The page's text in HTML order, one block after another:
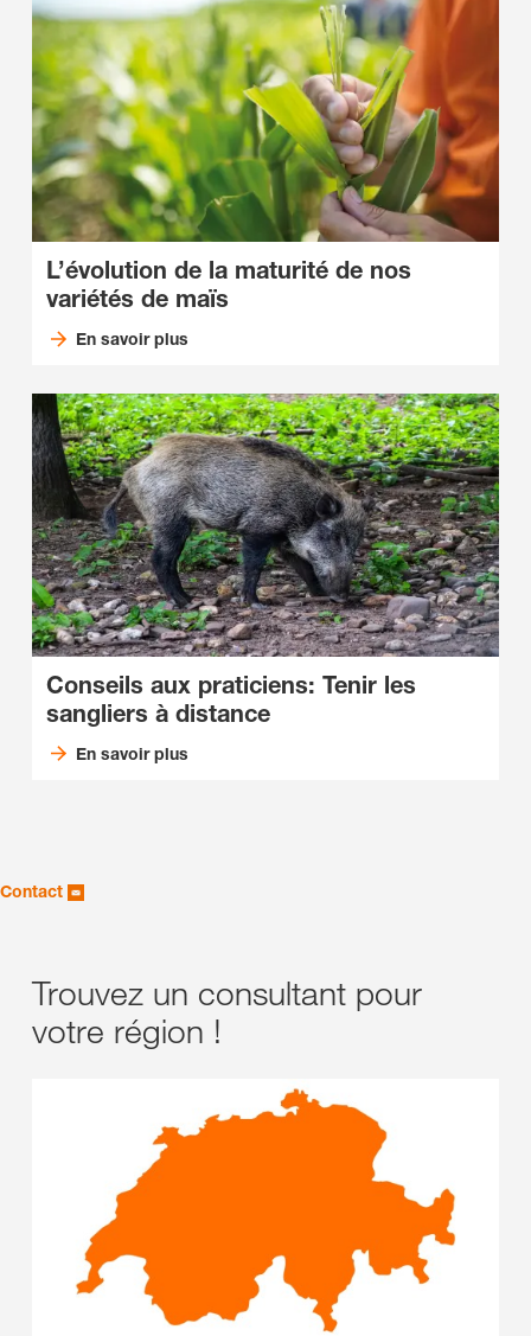
L’évolution de la maturité de nos
variétés de maïs
En savoir plus
Conseils aux praticiens: Tenir les
sangliers à distance
En savoir plus
Contact
Trouvez un consultant pour
votre région !